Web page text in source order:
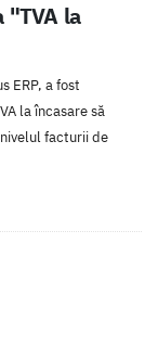
"TVA la
ERP, a fost
la încasare să
facturii de